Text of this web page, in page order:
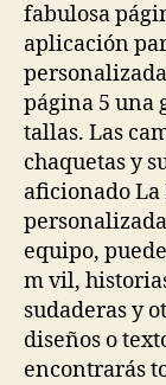
fabulosa
aplicación
página 5 una
tallas. Las
chaquetas y
aficionado La
equipo,
m vil,
sudaderas y
diseños o
encontrarás